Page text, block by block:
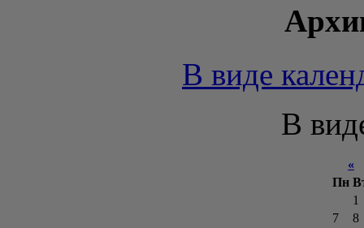
В виде
В
«
Пн
1
7
8